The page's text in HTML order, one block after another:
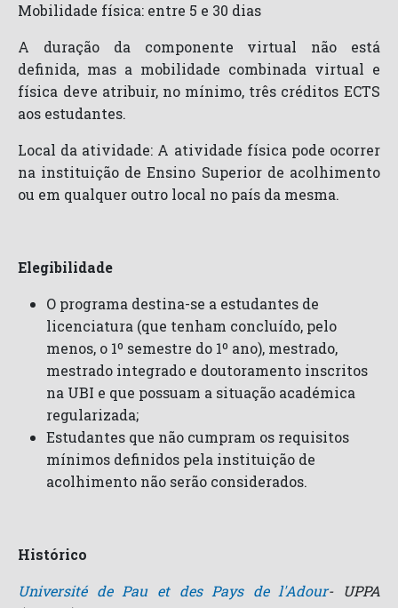
Mobilidade física: entre 5 e 30 dias
A duração da componente virtual não está
definida, mas a mobilidade combinada virtual e
física deve atribuir, no mínimo, três créditos ECTS
aos estudantes.
Local da atividade: A atividade física pode ocorrer
na instituição de Ensino Superior de acolhimento
ou em qualquer outro local no país da mesma.
Elegibilidade
O programa destina-se a estudantes de
licenciatura (que tenham concluído, pelo
menos, o 1º semestre do 1º ano), mestrado,
mestrado integrado e doutoramento inscritos
na UBI e que possuam a situação académica
regularizada;
Estudantes que não cumpram os requisitos
mínimos definidos pela instituição de
acolhimento não serão considerados.
Histórico
Université de Pau et des Pays de l'Adour- UPPA